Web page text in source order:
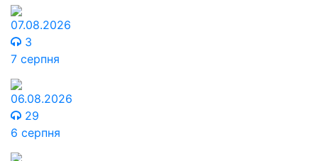
07.08.2026
3
7 серпня
06.08.2026
29
6 серпня